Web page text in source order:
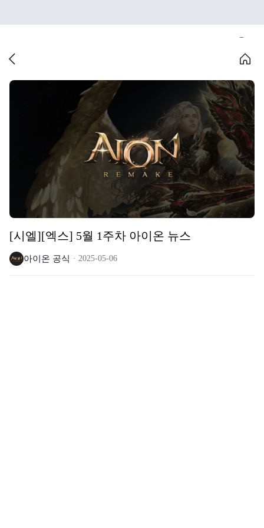
[시엘][엑스] 5월 1주차 아이온 뉴스
아이온 공식 2025-05-06